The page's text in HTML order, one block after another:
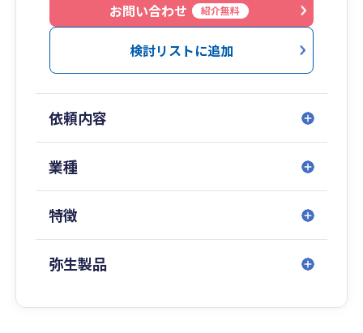
お問い合わせ
紹介無料
検討リストに追加
依頼内容
業種
特徴
弥生製品